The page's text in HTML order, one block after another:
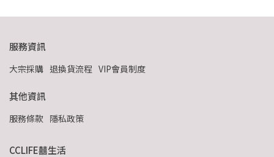
服務資訊
大宗採購 退換貨流程 VIP會員制度
其他資訊
服務條款 隱私政策
CCLIFE囍生活